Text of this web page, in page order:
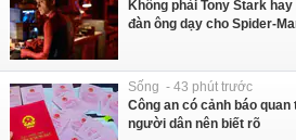
Không phải Tony Stark
đàn ông dạy cho Spider-
Sống - 43 phút trước
Công an có cảnh báo
người dân nên biết rõ